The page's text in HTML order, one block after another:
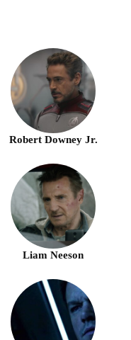
Robert Downey Jr.
Liam Neeson